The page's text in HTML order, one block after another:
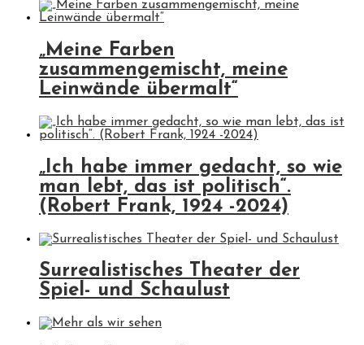
„Meine Farben
zusammengemischt, meine
Leinwände übermalt“
„Ich habe immer gedacht, so wie
man lebt, das ist politisch“.
(Robert Frank, 1924 -2024)
Surrealistisches Theater der
Spiel- und Schaulust